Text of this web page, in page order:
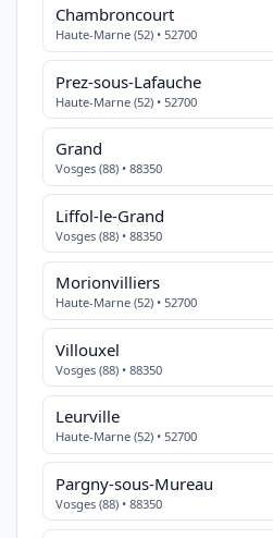
Chambroncourt
Haute-Marne (52) • 52700
Prez-sous-Lafauche
Haute-Marne (52) • 52700
Grand
Vosges (88) • 88350
Liffol-le-Grand
Vosges (88) • 88350
Morionvilliers
Haute-Marne (52) • 52700
Villouxel
Vosges (88) • 88350
Leurville
Haute-Marne (52) • 52700
Pargny-sous-Mureau
Vosges (88) • 88350